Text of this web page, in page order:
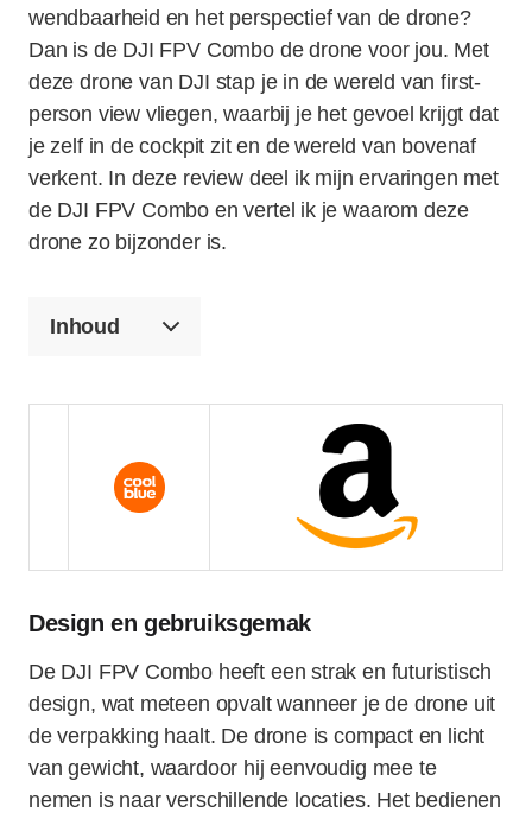
wendbaarheid en het perspectief van de drone?
Dan is de DJI FPV Combo de drone voor jou. Met
deze drone van DJI stap je in de wereld van first-
person view vliegen, waarbij je het gevoel krijgt dat
je zelf in de cockpit zit en de wereld van bovenaf
verkent. In deze review deel ik mijn ervaringen met
de DJI FPV Combo en vertel ik je waarom deze
drone zo bijzonder is.
Inhoud
Design en gebruiksgemak
De DJI FPV Combo heeft een strak en futuristisch
design, wat meteen opvalt wanneer je de drone uit
de verpakking haalt. De drone is compact en licht
van gewicht, waardoor hij eenvoudig mee te
nemen is naar verschillende locaties. Het bedienen